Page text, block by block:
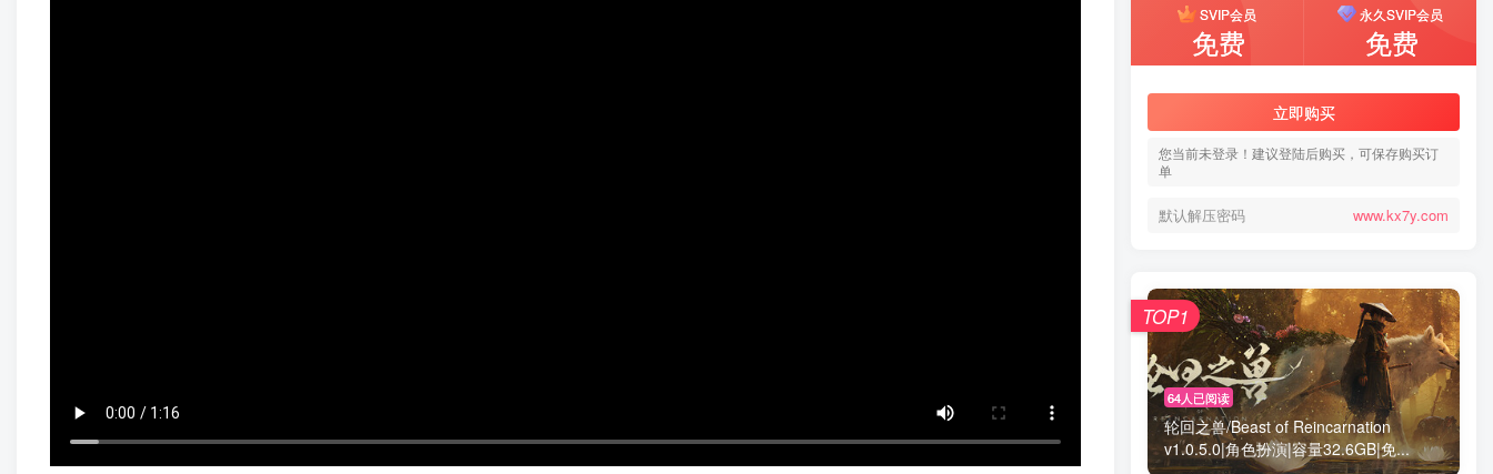
SVIP会员
免费
永久SVIP会员
免费
立即购买
您当前未登录！建议登陆后购买，可保存购买订
单
默认解压密码 www.kx7y.com
64人已阅读
轮回之兽/Beast of Reincarnation
v1.0.5.0|角色扮演|容量32.6GB|免...
TOP1